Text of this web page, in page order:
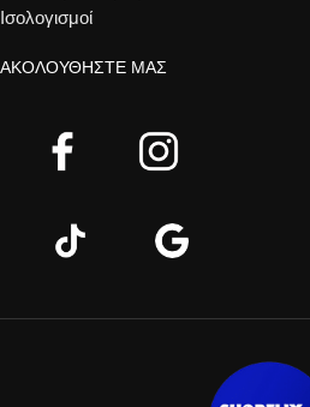
Ισολογισμοί
ΑΚΟΛΟΥΘΉΣΤΕ ΜΑΣ